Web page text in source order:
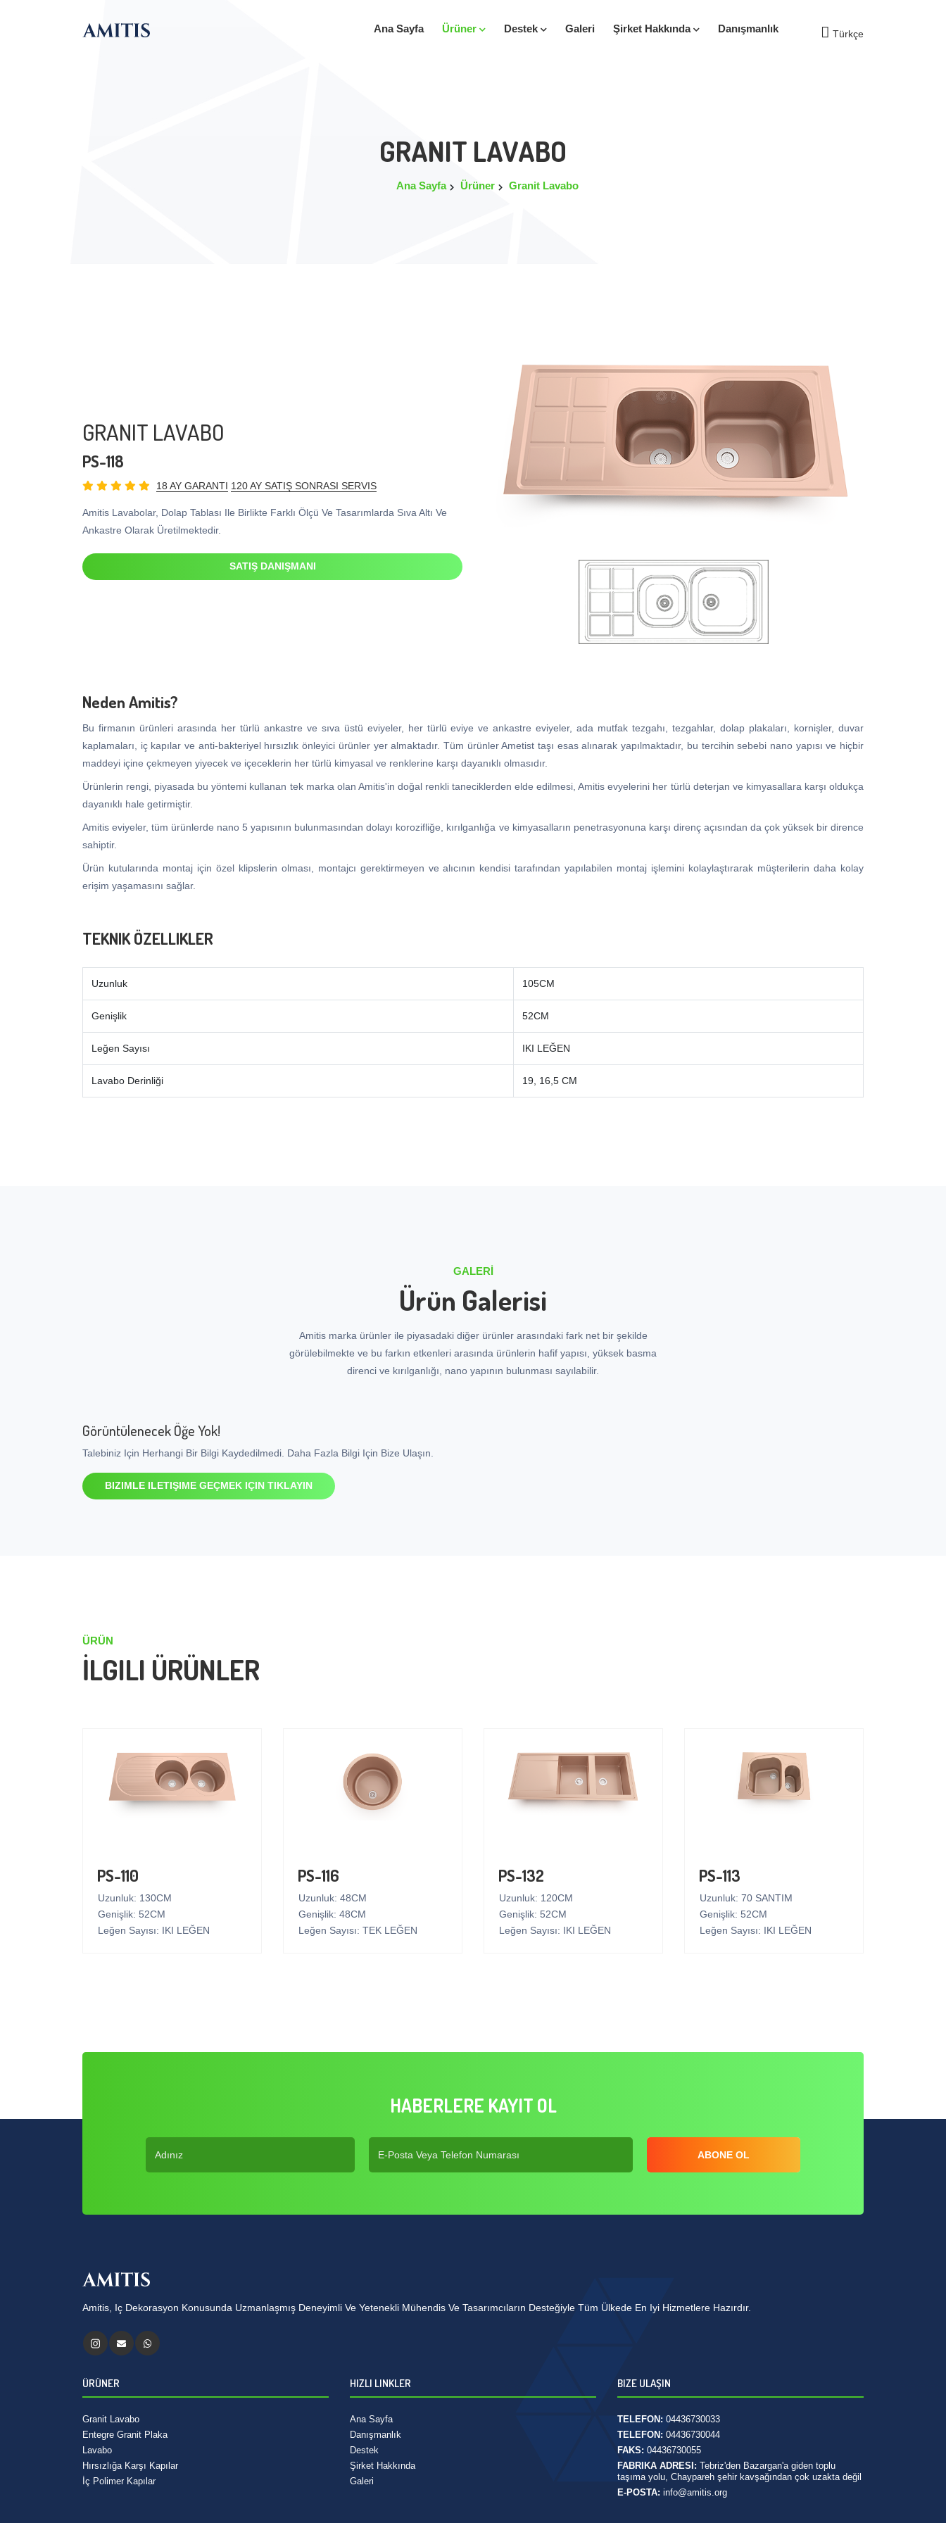
Ana Sayfa Ürüner Destek Galeri Şirket Hakkında Danışmanlık Türkçe
GRANIT LAVABO
Ana Sayfa Ürüner Granit Lavabo
GRANIT LAVABO
PS-118
18 AY GARANTI 120 AY SATIŞ SONRASI SERVIS
Amitis Lavabolar, Dolap Tablası Ile Birlikte Farklı Ölçü Ve Tasarımlarda Sıva Altı Ve
Ankastre Olarak Üretilmektedir.
SATIŞ DANIŞMANI
Neden Amitis?
Bu firmanın ürünleri arasında her türlü ankastre ve sıva üstü eviyeler, her türlü eviye ve ankastre eviyeler, ada mutfak tezgahı, tezgahlar, dolap plakaları, kornişler, duvar
kaplamaları, iç kapılar ve anti-bakteriyel hırsızlık önleyici ürünler yer almaktadır. Tüm ürünler Ametist taşı esas alınarak yapılmaktadır, bu tercihin sebebi nano yapısı ve hiçbir
maddeyi içine çekmeyen yiyecek ve içeceklerin her türlü kimyasal ve renklerine karşı dayanıklı olmasıdır.
Ürünlerin rengi, piyasada bu yöntemi kullanan tek marka olan Amitis'in doğal renkli taneciklerden elde edilmesi, Amitis evyelerini her türlü deterjan ve kimyasallara karşı oldukça
dayanıklı hale getirmiştir.
Amitis eviyeler, tüm ürünlerde nano 5 yapısının bulunmasından dolayı korozifliğe, kırılganlığa ve kimyasalların penetrasyonuna karşı direnç açısından da çok yüksek bir dirence
sahiptir.
Ürün kutularında montaj için özel klipslerin olması, montajcı gerektirmeyen ve alıcının kendisi tarafından yapılabilen montaj işlemini kolaylaştırarak müşterilerin daha kolay
erişim yaşamasını sağlar.
TEKNIK ÖZELLIKLER
Uzunluk 105CM
Genişlik 52CM
Leğen Sayısı IKI LEĞEN
Lavabo Derinliği 19, 16,5 CM
GALERI
Ürün Galerisi
Amitis marka ürünler ile piyasadaki diğer ürünler arasındaki fark net bir şekilde
görülebilmekte ve bu farkın etkenleri arasında ürünlerin hafif yapısı, yüksek basma
direnci ve kırılganlığı, nano yapının bulunması sayılabilir.
Görüntülenecek Öğe Yok!
Talebiniz Için Herhangi Bir Bilgi Kaydedilmedi. Daha Fazla Bilgi Için Bize Ulaşın.
BIZIMLE ILETIŞIME GEÇMEK IÇIN TIKLAYIN
ÜRÜN
İLGILI ÜRÜNLER
PS-110
Uzunluk: 130CM
Genişlik: 52CM
Leğen Sayısı: IKI LEĞEN
PS-116
Uzunluk: 48CM
Genişlik: 48CM
Leğen Sayısı: TEK LEĞEN
PS-132
Uzunluk: 120CM
Genişlik: 52CM
Leğen Sayısı: IKI LEĞEN
PS-113
Uzunluk: 70 SANTIM
Genişlik: 52CM
Leğen Sayısı: IKI LEĞEN
HABERLERE KAYIT OL
ABONE OL
Amitis, Iç Dekorasyon Konusunda Uzmanlaşmış Deneyimli Ve Yetenekli Mühendis Ve Tasarımcıların Desteğiyle Tüm Ülkede En Iyi Hizmetlere Hazırdır.
ÜRÜNER
Granit Lavabo
Entegre Granit Plaka
Lavabo
Hırsızlığa Karşı Kapılar
İç Polimer Kapılar
HIZLI LINKLER
Ana Sayfa
Danışmanlık
Destek
Şirket Hakkında
Galeri
BIZE ULAŞIN
TELEFON: 04436730033
TELEFON: 04436730044
FAKS: 04436730055
FABRIKA ADRESI: Tebriz'den Bazargan'a giden toplu
taşıma yolu, Chaypareh şehir kavşağından çok uzakta değil
E-POSTA: info@amitis.org